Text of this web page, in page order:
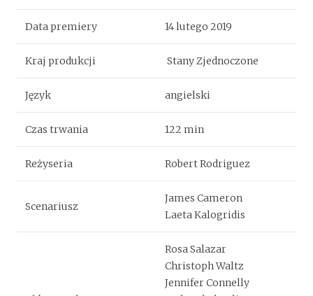
Data premiery 14 lutego 2019
Kraj produkcji Stany Zjednoczone
Język angielski
Czas trwania 122 min
Reżyseria Robert Rodriguez
Scenariusz
James Cameron
Laeta Kalogridis
Rosa Salazar
Christoph Waltz
Jennifer Connelly